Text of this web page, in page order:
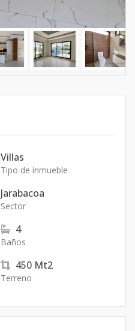
Villas
Tipo de inmueble
Jarabacoa
Sector
4
Baños
450 Mt2
Terreno